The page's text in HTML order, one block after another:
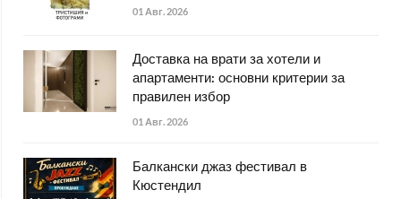
01 Авг. 2026
Доставка на врати за хотели и
апартаменти: основни критерии за
правилен избор
01 Авг. 2026
Балкански джаз фестивал в
Кюстендил